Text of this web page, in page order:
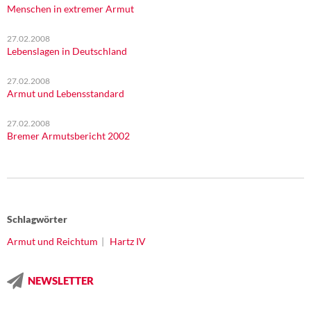
Menschen in extremer Armut
27.02.2008
Lebenslagen in Deutschland
27.02.2008
Armut und Lebensstandard
27.02.2008
Bremer Armutsbericht 2002
Schlagwörter
Armut und Reichtum
Hartz IV
NEWSLETTER